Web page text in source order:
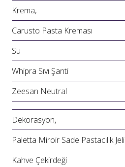
Krema,
Carusto Pasta Kreması
Su
Whipra Sıvı Şanti
Zeesan Neutral
Dekorasyon,
Paletta Miroir Sade Pastacılık Jeli
Kahve Çekirdeği